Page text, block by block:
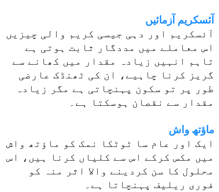
آئسکریم آزمائیں
آئسکریم اور دہی جیسی کریم والی چیزیں
اس معاملے میں مددگار ثابت ہوتی ہے
تاہم انہیں زیادہ مقدار میں کھانے سے
گریز کرنا چاہیے، ان کی ٹھنڈک عارضی
طور پر تو سکون پہنچاتی ہے مگر زیادہ
مقدار سے نقصان ہوسکتا ہے۔
ماﺅتھ واش
ایک اور عام سا ٹوٹکا نمک کو ماﺅتھ واش
میں مکس کرکے اس سے کلیاں کرنا ہیں، اس
محلول کا سن کردینے والا اثر منہ کو
فوری ریلیف پہنچاتا ہے۔